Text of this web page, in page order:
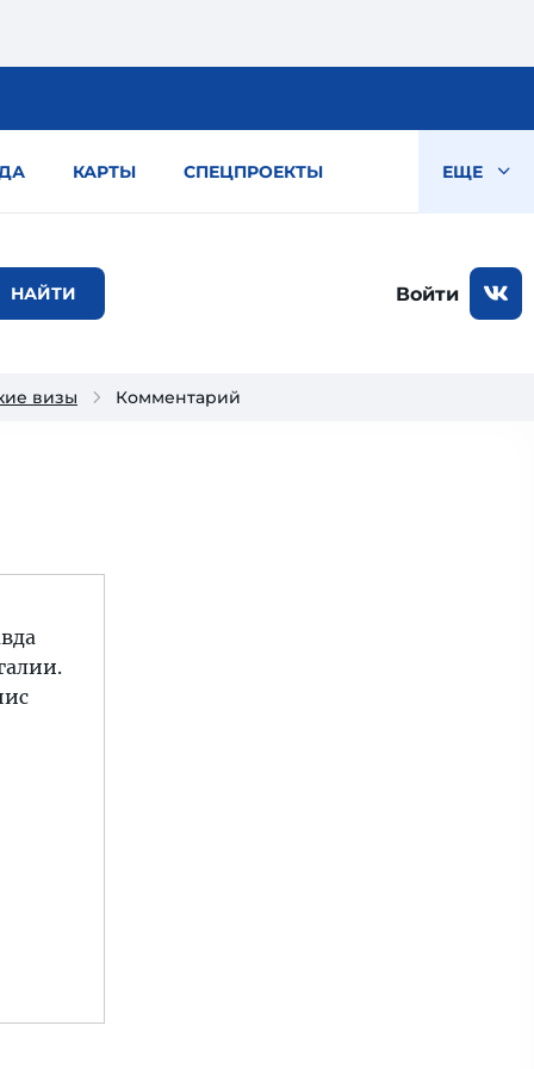
КАРТЫ СПЕЦПРОЕКТЫ ЕЩЕ
Войти
визы Комментарий